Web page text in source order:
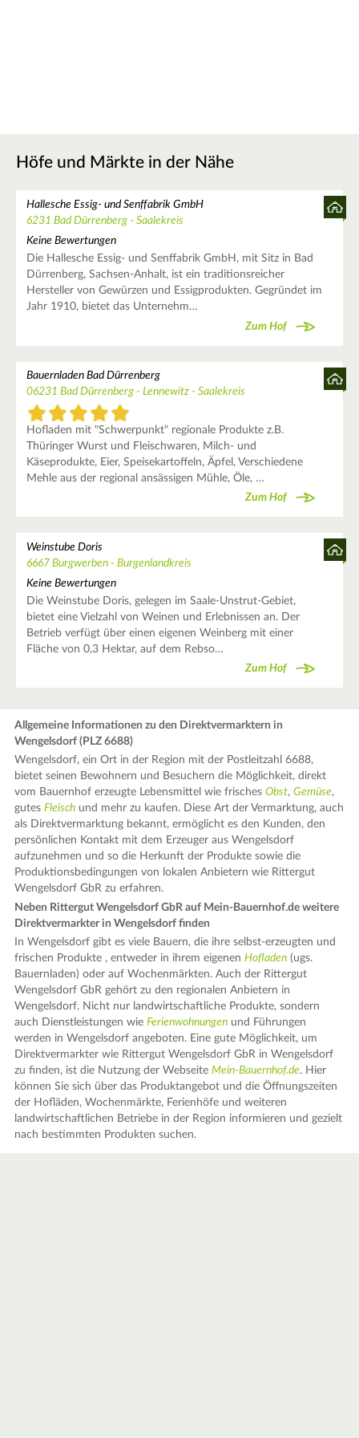
Höfe und Märkte in der Nähe
Hallesche Essig- und Senffabrik GmbH
6231 Bad Dürrenberg - Saalekreis
Keine Bewertungen
Die Hallesche Essig- und Senffabrik GmbH, mit Sitz in Bad
Dürrenberg, Sachsen-Anhalt, ist ein traditionsreicher
Hersteller von Gewürzen und Essigprodukten. Gegründet im
Jahr 1910, bietet das Unternehm…
Zum Hof
Bauernladen Bad Dürrenberg
06231 Bad Dürrenberg - Lennewitz - Saalekreis
Hofladen mit "Schwerpunkt" regionale Produkte z.B.
Thüringer Wurst und Fleischwaren, Milch- und
Käseprodukte, Eier, Speisekartoffeln, Äpfel, Verschiedene
Mehle aus der regional ansässigen Mühle, Öle, …
Zum Hof
Weinstube Doris
6667 Burgwerben - Burgenlandkreis
Keine Bewertungen
Die Weinstube Doris, gelegen im Saale-Unstrut-Gebiet,
bietet eine Vielzahl von Weinen und Erlebnissen an. Der
Betrieb verfügt über einen eigenen Weinberg mit einer
Fläche von 0,3 Hektar, auf dem Rebso…
Zum Hof
Allgemeine Informationen zu den Direktvermarktern in
Wengelsdorf (PLZ 6688)
Wengelsdorf, ein Ort in der Region mit der Postleitzahl 6688,
bietet seinen Bewohnern und Besuchern die Möglichkeit, direkt
vom Bauernhof erzeugte Lebensmittel wie frischesObst,Gemüse,
gutesFleisch und mehr zu kaufen. Diese Art der Vermarktung, auch
als Direktvermarktung bekannt, ermöglicht es den Kunden, den
persönlichen Kontakt mit dem Erzeuger aus Wengelsdorf
aufzunehmen und so die Herkunft der Produkte sowie die
Produktionsbedingungen von lokalen Anbietern wie Rittergut
Wengelsdorf GbR zu erfahren.
Neben Rittergut Wengelsdorf GbR auf Mein-Bauernhof.de weitere
Direktvermarkter in Wengelsdorf finden
In Wengelsdorf gibt es viele Bauern, die ihre selbst-erzeugten und
frischen Produkte , entweder in ihrem eigenenHofladen (ugs.
Bauernladen) oder auf Wochenmärkten. Auch der Rittergut
Wengelsdorf GbR gehört zu den regionalen Anbietern in
Wengelsdorf. Nicht nur landwirtschaftliche Produkte, sondern
auch Dienstleistungen wieFerienwohnungen und Führungen
werden in Wengelsdorf angeboten. Eine gute Möglichkeit, um
Direktvermarkter wie Rittergut Wengelsdorf GbR in Wengelsdorf
zu finden, ist die Nutzung der WebseiteMein-Bauernhof.de. Hier
können Sie sich über das Produktangebot und die Öffnungszeiten
der Hofläden, Wochenmärkte, Ferienhöfe und weiteren
landwirtschaftlichen Betriebe in der Region informieren und gezielt
nach bestimmten Produkten suchen.